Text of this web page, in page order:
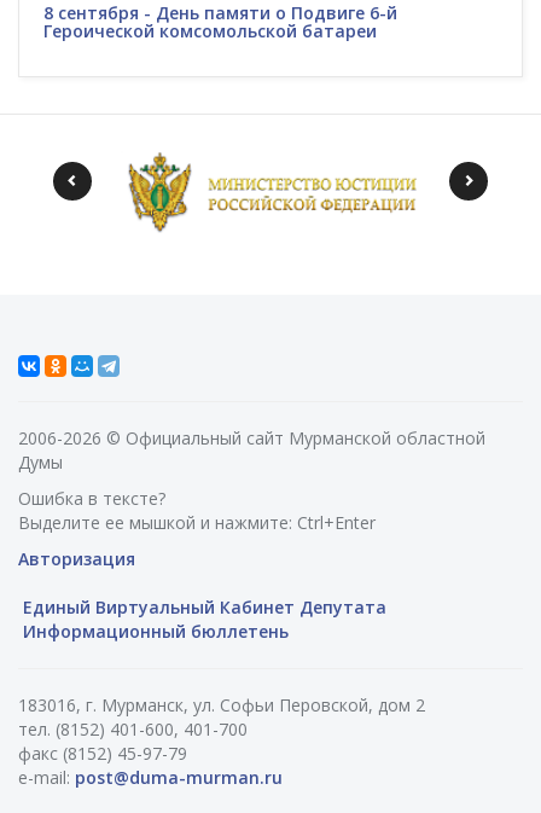
8 сентября - День памяти о Подвиге 6-й
Героической комсомольской батареи
2006-2026 © Официальный сайт Мурманской областной
Думы
Ошибка в тексте?
Выделите ее мышкой и нажмите: Ctrl+Enter
Авторизация
Единый Виртуальный Кабинет Депутата
Информационный бюллетень
183016, г. Мурманск, ул. Софьи Перовской, дом 2
тел. (8152) 401-600, 401-700
факс (8152) 45-97-79
e-mail: post@duma-murman.ru